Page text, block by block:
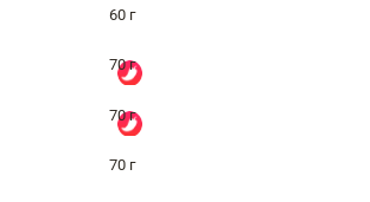
60 г
70 г
70 г
70 г